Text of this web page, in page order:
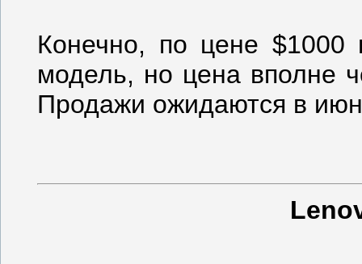
Конечно, по цене
модель, но цена вполне
Продажи ожидаются в